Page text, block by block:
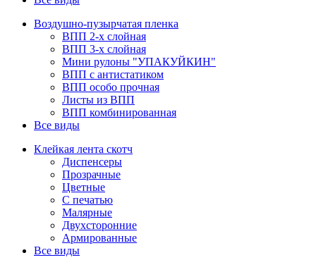
Воздушно-пузырчатая пленка
ВПП 2-х слойная
ВПП 3-х слойная
Мини рулоны "УПАКУЙКИН"
ВПП с антистатиком
ВПП особо прочная
Листы из ВПП
ВПП комбинированная
Все виды
Клейкая лента скотч
Диспенсеры
Прозрачные
Цветные
С печатью
Малярные
Двухсторонние
Армированные
Все виды